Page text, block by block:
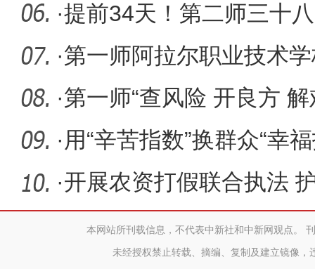
·提前34天！第二师三十
水隧洞及
·第一师阿拉尔职业技术
赋能教师
·第一师“查风险 开良方
困“服
·用“辛苦指数”换群众“幸
·开展农资打假联合执法
本网站所刊载信息，不代表中新社和中新网观点。
未经授权禁止转载、摘编、复制及建立镜像，